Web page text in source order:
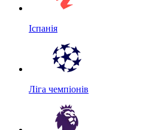
Іспанія
Ліга чемпіонів